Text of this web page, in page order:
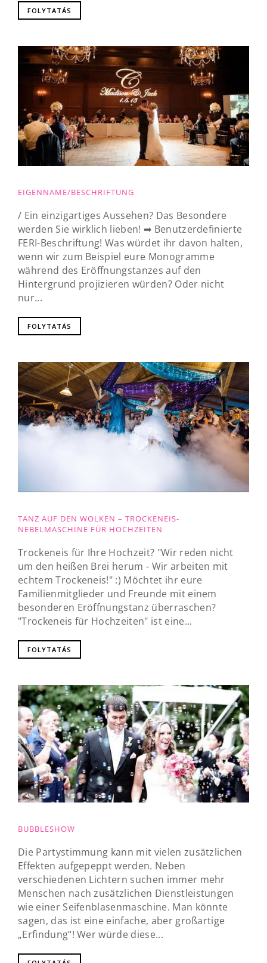
FOLYTATÁS
EIGENNAME/BESCHRIFTUNG
/ Ein einzigartiges Aussehen? Das Besondere
werden Sie wirklich lieben! ➡ Benutzerdefinierte
FERI-Beschriftung! Was würdet ihr davon halten,
wenn wir zum Beispiel eure Monogramme
während des Eröffnungstanzes auf den
Hintergrund projizieren würden? Oder nicht
nur...
FOLYTATÁS
TANZ AUF DEN WOLKEN – TROCKENEIS-
NEBELMASCHINE FÜR HOCHZEITEN
Trockeneis für Ihre Hochzeit? "Wir reden nicht
um den heißen Brei herum - Wir arbeiten mit
echtem Trockeneis!" :) Möchtet ihr eure
Familienmitglieder und Freunde mit einem
besonderen Eröffnungstanz überraschen?
"Trockeneis für Hochzeiten" ist eine...
FOLYTATÁS
BUBBLESHOW
Die Partystimmung kann mit vielen zusätzlichen
Effekten aufgepeppt werden. Neben
verschiedenen Lichtern suchen immer mehr
Menschen nach zusätzlichen Dienstleistungen
wie einer Seifenblasenmaschine. Man könnte
sagen, das ist eine einfache, aber großartige
„Erfindung“! Wer würde diese...